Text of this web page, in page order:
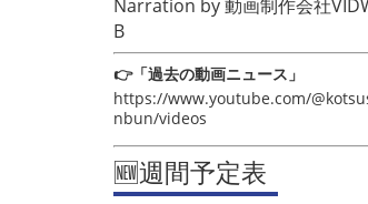
Narration by動画制作会社
B
👉「過去の動画ニュース」
https://www.youtube.com/
nbun/videos
🆕週間予定表